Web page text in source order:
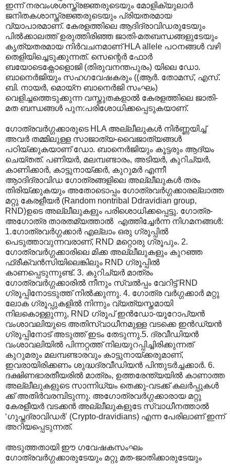
ഇന്ന് നരവംശശസ്ത്രജ്ഞരുടെയും മോളിക്യുലാര്‍
ജനിതകശാസ്ത്രജ്ഞരുടെയും പ്രിയതരമായ
വ്യാപാരമാണ്. കേരളത്തിലെ ആദിദ്രാവിഡരുടേയും
പില്‍ക്കാലത്ത് ഉരുത്തിരിഞ്ഞ ജാതി-മതബന്ധങ്ങളുടേയും
കൃത്യതരമായ നിര്‍വചനമാണ് HLA allele പഠനങ്ങള്‍ വഴി
തെളിയിച്ചെടുക്കുന്നത്. സെന്റെര്‍ ഫോര്‍
ബയോടെക്നോളൊജി (തിരുവനന്തപുരം) യിലെ ഡോ.
ബാനെര്‍ജിയും സഹഗവേഷകരും ((ആര്‍. തോമസ്, എസ്.
ബി. നായര്‍, മൊയ്ന ബാനെര്‍ജി സംഘം)
വെളിച്ചത്തെടുക്കുന്ന വസ്തുതകളാല്‍‍ കേരളത്തിലെ ജാതി-
മത ബന്ധങ്ങള്‍ പുന:പരിശോധിക്കപ്പെടുകയാണ്.
ഗോത്രവര്‍ഗ്ഗക്കാരുടെ HLA അല്ലീലുകള്‍ നിര്‍ണ്ണയിച്ച്
അവര്‍ തമ്മിലുള്ള സാജാത്യ-വൈജാത്യങ്ങള്‍
പഠിയ്ക്കുകയാണ് ഡോ. ബാനെര്‍ജിയും കൂട്ടരും ആദ്യം
ചെയ്തത്. പണിയര്‍, മലമ്പണ്ടാരം, അടിയര്‍, കുറിച്യര്‍,
കാണിക്കാര്‍, കാട്ടുനായ്ക്കര്‍, കുറുമര്‍ എന്നീ
ആ‍ാദിദ്രാവിഡ ഗോത്രങ്ങളിലെ അല്ലീലുകള്‍ തരം
തിരിയ്ക്കുകയും അതോടൊപ്പം ഗോത്രവര്‍ഗ്ഗക്കാരല്ലാത്ത
മറ്റു കേരളീയര്‍ (Random nontribal Ddravidian group,
RND)ഉടെ അല്ലീലുകളും പരിശൊധിക്കപ്പെട്ടു. ഗോത്ര-
അഗോത്ര താരതമ്യത്താല്‍ ‍ എത്തിച്ചേര്‍ന്ന നിഗമനങ്ങള്‍:
1.ഗോത്രവര്‍ഗ്ഗക്കാര്‍ എല്ലാം ഒരു ഗ്രൂപ്പില്‍
പെടുത്താവുന്നവരാണ്, RND മറ്റൊരു ഗ്രൂപും. 2.
ഗോത്രവര്‍ഗ്ഗക്കാരിലെ മിക്ക അല്ലീലുകളും കുറഞ്ഞ
ഫ്രീക്വന്‍സിയിലെങ്കിലും RND ഗ്രൂപ്പില്‍
കാണപ്പെടുന്നുണ്ട്. 3. കുറിച്യര്‍ മാത്രം
ഗോത്രവര്‍ഗ്ഗക്കാരില്‍ നീനും സ്വല്‍പ്പം വേറിട്ട് RND
ഗ്രൂപ്പിനോടടുത്ത് നില്‍ക്കുന്നു. 4. ഗോത്ര വര്‍ഗ്ഗക്കാര്‍ മറ്റു
ലോക ഗ്രൂപ്പുകളില്‍ നിന്നും വ്യത്യസ്തമായി
നിലകൊള്ളുന്നു, RND ഗ്രൂപ് ഇന്‍ഡോ-യൂറോപ്യന്‍
വംശാവലിയുടെ അതിസ്വാധീനമുള്ള വടക്കെ ഇന്‍ഡ്യന്‍
ഗ്രൂപ്പിനോട് അടുത്ത് ഇടം തേടുന്നു.5. ദ്രവീഡിയന്‍
വംശാവലിയില്‍ പിന്നറ്റത്ത് നിലയുറപ്പിച്ചിരിക്കുന്നത്
കുറുമരും മലമ്പണ്ടാരവും കാട്ടുനായ്ക്കരുമാണ്,
ഇവരായിരിക്കണം ശുദ്ധദ്രവീഡിയന്‍ പിന്തുടര്‍ച്ചക്കാര്‍. 6.
ദക്ഷിണഭാരതീയരില്‍ മാത്രം, ഉത്തരേന്ത്യയില്‍ കാണാത്ത
അല്ലീലുകളുടെ സാന്നിധ്യം തെക്കു-വടക്ക് കലര്‍പ്പുകള്‍
ക്ക് അതിര്‍വരമ്പിടുന്നു. അഗോത്രവര്‍ഗ്ഗക്കാരായ മറ്റു
കേരളീയര്‍ വടക്കന്‍ അല്ലീലുകളുടേ സ്വാധീനത്താല്‍
‘ഗുപ്തദ്രാവിഡര്‍’‍ (Crypto-dravidians) എന്ന പേരിലാണ് ഇന്ന്
അറിയപ്പെടുന്നത്.
അടുത്തതായി ഈ ഗവേഷകസംഘം
ഗോത്രവര്‍ഗ്ഗക്കാരുടേയും മറ്റു മത-ജാതിക്കാരുടേയും